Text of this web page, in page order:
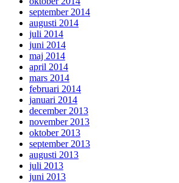
september 2014
augusti 2014
juli 2014
juni 2014
maj 2014
april 2014
mars 2014
februari 2014
januari 2014
december 2013
november 2013
oktober 2013
september 2013
augusti 2013
juli 2013
juni 2013